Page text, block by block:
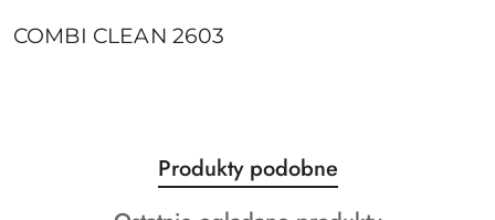
COMBI CLEAN 2603
Pomiń karuzelę produktów
Produkty
o
Produkty podobne